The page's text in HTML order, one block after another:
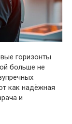
горизонты
больше не
как надёжная
и